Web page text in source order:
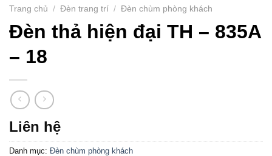
Trang chủ / Đèn trang trí / Đèn chùm phòng khách
Đèn thả hiện đại TH – 835A
– 18
Liên hệ
Danh mục: Đèn chùm phòng khách